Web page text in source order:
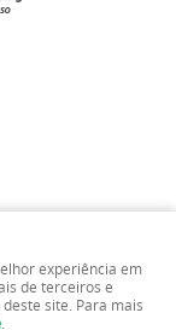
experiência em
de terceiros e
site. Para mais